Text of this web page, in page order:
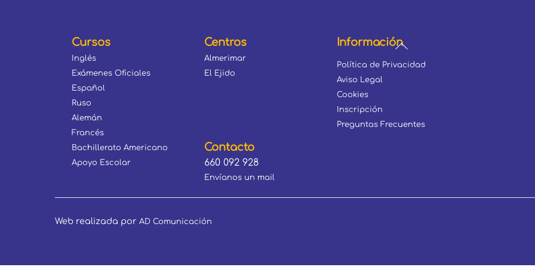
#!trpst#trp-
gettext#!trpen#
Cursos
Inglés
Exámenes Oficiales
Español
Ruso
Alemán
Francés
Bachillerato Americano
Apoyo Escolar
Centros
Almerimar
El Ejido
Información
Política de Privacidad
Aviso Legal
Cookies
Inscripción
Preguntas Frecuentes
Contacto
660 092 928
Envíanos un mail
Web realizada por AD Comunicación